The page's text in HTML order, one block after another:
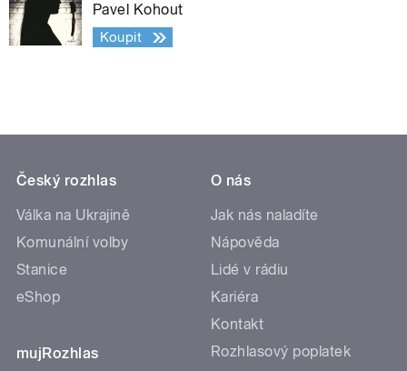
Pavel Kohout
Koupit
Český rozhlas
Válka na Ukrajině
Komunální volby
Stanice
eShop
mujRozhlas
O nás
Jak nás naladíte
Nápověda
Lidé v rádiu
Kariéra
Kontakt
Rozhlasový poplatek